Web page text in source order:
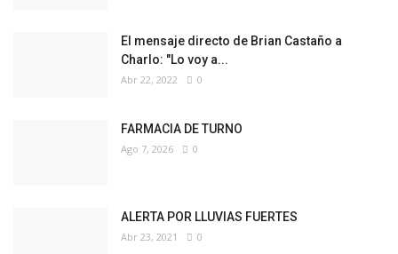
El mensaje directo de Brian Castaño a
Charlo: "Lo voy a...
Abr 22, 2022 0
FARMACIA DE TURNO
Ago 7, 2026 0
ALERTA POR LLUVIAS FUERTES
Abr 23, 2021 0